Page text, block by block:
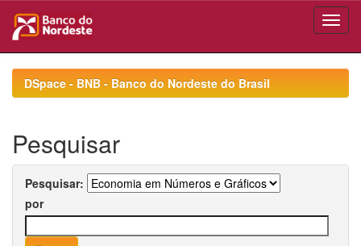
navigationDSpace - BNB - Banco do Nordeste do Brasil
Pesquisar
Pesquisar:
por